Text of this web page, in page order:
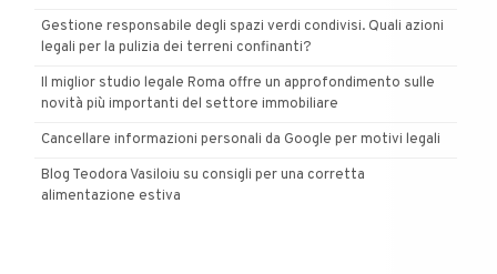
Gestione responsabile degli spazi verdi condivisi. Quali azioni
legali per la pulizia dei terreni confinanti?
Il miglior studio legale Roma offre un approfondimento sulle
novità più importanti del settore immobiliare
Cancellare informazioni personali da Google per motivi legali
Blog Teodora Vasiloiu su consigli per una corretta
alimentazione estiva